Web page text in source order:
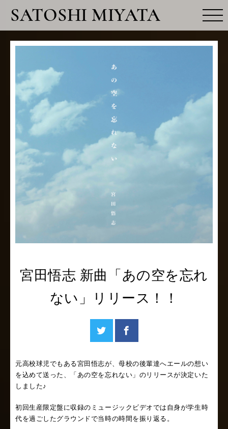
SATOSHI MIYATA
MOVIE
NEWS
PROFILE
RELEASE
FUN CLUB
宮田悟志 新曲「あの空を忘れ
ない」リリース！！
元高校球児でもある宮田悟志が、母校の後輩達へエールの想い
を込めて送った、「あの空を忘れない」のリリースが決定いた
しました♪
初回生産限定盤に収録のミュージックビデオでは自身が学生時
代を過ごしたグラウンドで当時の時間を振り返る。